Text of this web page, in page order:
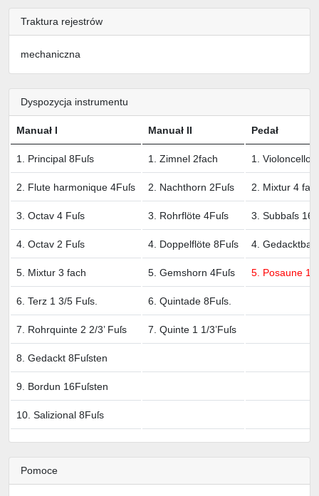
Traktura rejestrów
mechaniczna
Dyspozycja instrumentu
Manuał I Manuał II Pedał
1. Principal 8Fuſs 1. Zimnel 2fach 1. Violoncello
2. Flute harmonique 4Fuſs 2. Nachthorn 2Fuſs 2. Mixtur 4
3. Octav 4 Fuſs 3. Rohrflöte 4Fuſs 3. Subbaſs
4. Octav 2 Fuſs 4. Doppelflöte 8Fuſs 4.
5. Mixtur 3 fach 5. Gemshorn 4Fuſs 5. Posaune 16
6. Terz 1 3/5 Fuſs. 6. Quintade 8Fuſs.
7. Rohrquinte 2 2/3’ Fuſs 7. Quinte 1 1/3’Fuſs
8. Gedackt 8Fuſsten
9. Bordun 16Fuſsten
10. Salizional 8Fuſs
Pomoce